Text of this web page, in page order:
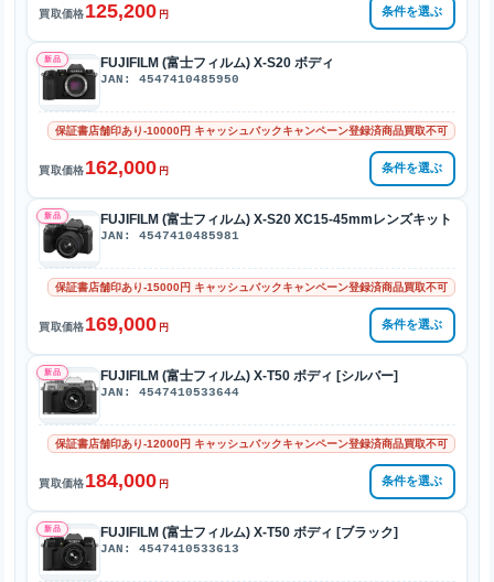
買取価格125,200 円 条件を選ぶ
新品 FUJIFILM (富士フィルム) X-S20 ボディ
JAN: 4547410485950
保証書店舗印あり-10000円 キャッシュバックキャンペーン登録済商品買取不可
買取価格162,000 円 条件を選ぶ
新品 FUJIFILM (富士フィルム) X-S20 XC15-45mmレンズキット
JAN: 4547410485981
保証書店舗印あり-15000円 キャッシュバックキャンペーン登録済商品買取不可
買取価格169,000 円 条件を選ぶ
新品 FUJIFILM (富士フィルム) X-T50 ボディ [シルバー]
JAN: 4547410533644
保証書店舗印あり-12000円 キャッシュバックキャンペーン登録済商品買取不可
買取価格184,000 円 条件を選ぶ
新品 FUJIFILM (富士フィルム) X-T50 ボディ [ブラック]
JAN: 4547410533613